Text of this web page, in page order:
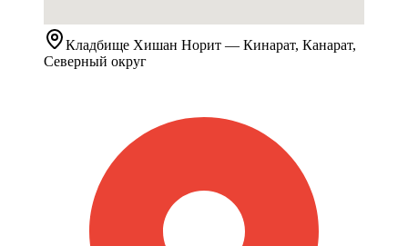
Кладбище Хишан Норит — Кинарат, Канарат,
Северный округ